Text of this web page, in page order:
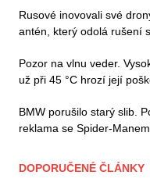
Rusové inovovali své
antén, který odolá rušení
Pozor na vlnu veder.
už při 45 °C hrozí její
BMW porušilo starý slib.
reklama se Spider-Manem
DOPORUČENÉ ČLÁNKY